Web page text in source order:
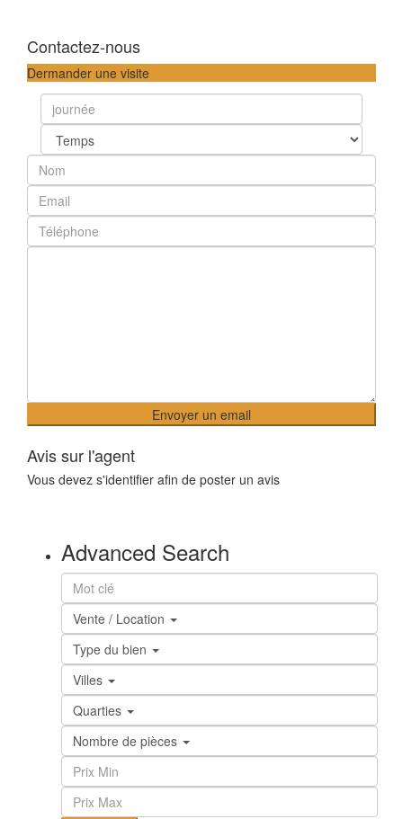
Contactez-nous
Dermander une visite
Avis sur l'agent
Vous devez s'identifier afin de poster un avis
Advanced Search
Vente / Location
Type du bien
Villes
Quarties
Nombre de pièces